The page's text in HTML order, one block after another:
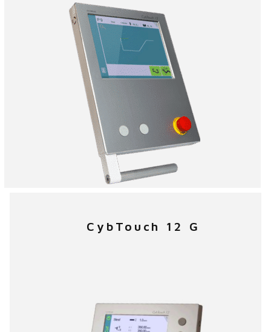
CNC-Abkantpressen mit einer neuen Lösung
24-Zoll-Full-Touch-Screen und die CNC-Platine auf der
Rückseite des Bildschirms montiert.
Voll digital mit CANopen®- und EtherCAT®-Feldbussen
zur Steuerung vieler Achsen
Importieren, programmieren, visualisieren und simulieren
Sie die Biegung eines Teils, alles in 3D, schnell,
einfach und effizient.
Schnittstelle zu allen Arten von Hydrauliksystemen, E/A
und analogen Achsen dank
die in den Schränken untergebrachten CybIO-Module.
Zugang zur Produktseite
CybTouch 12 G